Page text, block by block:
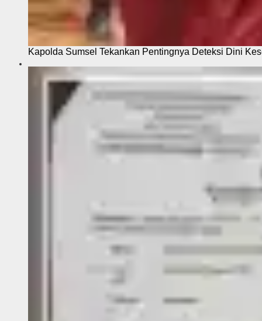
Kapolda Sumsel Tekankan Pentingnya Deteksi Dini